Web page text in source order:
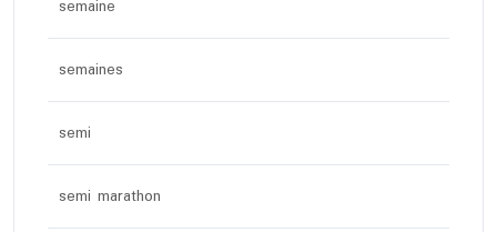
semaine
semaines
semi
semi marathon